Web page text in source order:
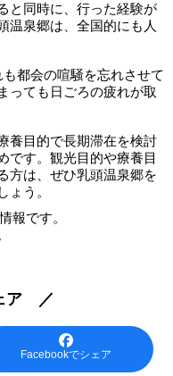
と同時に、行った経験が
温泉郷は、全国的にも人
都会の喧騒を忘れさせて
っても日ごろの疲れが取
養目的で長期滞在を検討
です。観光目的や療養目
方は、ぜひ乳頭温泉郷を
ょう。
報です。
ア ／
Facebookでシェア